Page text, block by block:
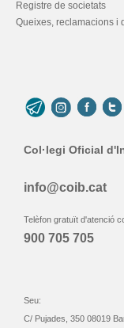
Registre de societats
Queixes, reclamacions i
Col·legi Oficial
info@coib.cat
Telèfon gratuït d'atenció
900 705 705
Seu:
C/ Pujades, 350 08019